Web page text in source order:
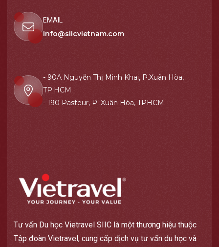
EMAIL
info@siicvietnam.com
- 90A Nguyễn Thị Minh Khai, P.Xuân Hòa,
TP.HCM
- 190 Pasteur, P. Xuân Hòa, TPHCM
Tư vấn Du học Vietravel SIIC là một thương hiệu thuộc
Tập đoàn Vietravel, cung cấp dịch vụ tư vấn du học và